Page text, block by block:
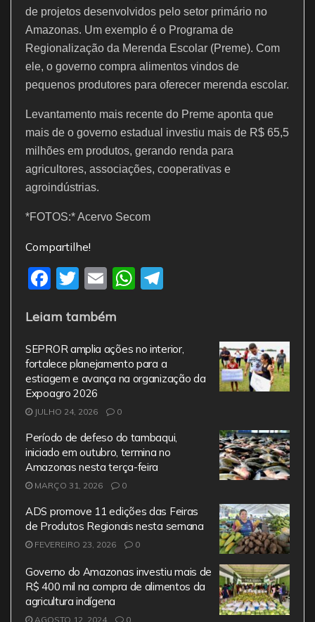
de projetos desenvolvidos pelo setor primário no
Amazonas. Um exemplo é o Programa de
Regionalização da Merenda Escolar (Preme). Com
ele, o governo compra alimentos vindos de
pequenos produtores para oferecer merenda escolar.
Levantamento mais recente do Preme aponta que
mais de o governo estadual investiu mais de R$ 65,5
milhões em produtos, gerando renda para
agricultores, associações, cooperativas e
agroindústrias.
*FOTOS:* Acervo Secom
Compartilhe!
F
c
e
b
o
o
k
T
itt
er
E
ai
l
W
s
A
p
gr
a
m
Leiam também
SEPROR amplia ações no interior,
fortalece planejamento para a
estiagem e avança na organização da
Expoagro 2026
JULHO 24, 2026 0
Período de defeso do tambaqui,
iniciado em outubro, termina no
Amazonas nesta terça-feira
MARÇO 31, 2026 0
ADS promove 11 edições das Feiras
de Produtos Regionais nesta semana
FEVEREIRO 23, 2026 0
Governo do Amazonas investiu mais de
R$ 400 mil na compra de alimentos da
agricultura indígena
AGOSTO 12, 2024 0